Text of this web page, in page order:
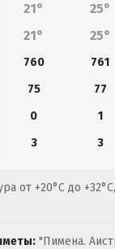
21° 25°
21° 25°
760 761
75 77
0 1
3 3
от +20°C до
"Пимена.